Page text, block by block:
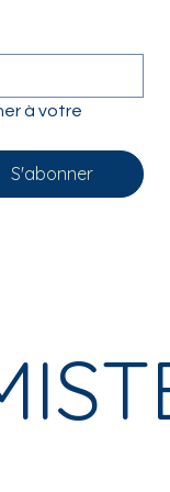
à votre
S'abonner